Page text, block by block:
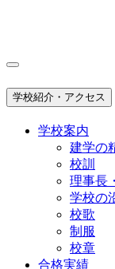
学校紹介・アクセス
学校案内
建学の
校訓
理事長
学校の
校歌
制服
校章
合格実績